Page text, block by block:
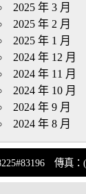
2025 年 3 月
2025 年 2 月
2025 年 1 月
2024 年 12 月
2024 年 11 月
2024 年 10 月
2024 年 9 月
2024 年 8 月
傳真：